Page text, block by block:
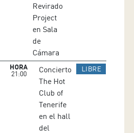
Revirado
Project
en Sala
de
Cámara
HORA
21:00
Concierto
The Hot
Club of
Tenerife
en el hall
del
LIBREIR A WEB